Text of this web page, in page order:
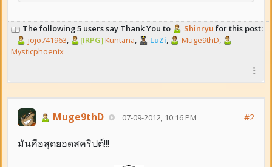
The following 5 users say Thank You to Shinryu for this post:
jojo741963
[IRPG]Kuntana LuZi Muge9thD
Mysticphoenix
Muge9thD 07-09-2012, 10:16 PM #2
มันคือสุดยอดสคริปต์!!!